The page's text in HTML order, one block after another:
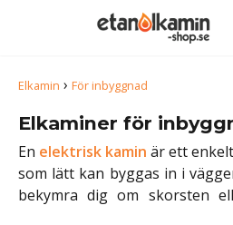
Elkamin › För inbyggnad
Elkaminer för
En elektrisk kamin är ett
som lätt kan byggas in i
bekymra dig om skorsten